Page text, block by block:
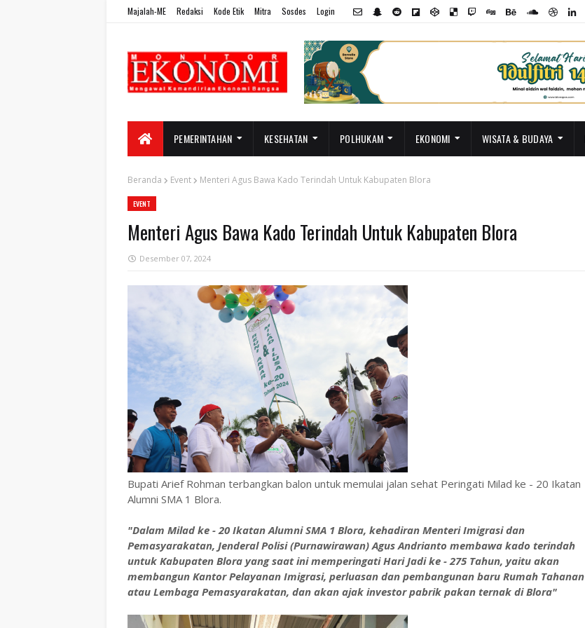
Majalah-ME Redaksi Kode Etik Mitra Sosdes Login
PEMERINTAHAN KESEHATAN POLHUKAM EKONOMI WISATA & BUDAYA
Beranda Event Menteri Agus Bawa Kado Terindah Untuk Kabupaten Blora
EVENT
Menteri Agus Bawa Kado Terindah Untuk Kabupaten Blora
Desember 07, 2024
Bupati Arief Rohman terbangkan balon untuk memulai jalan sehat Peringati Milad ke - 20 Ikatan
Alumni SMA 1 Blora.
"Dalam Milad ke - 20 Ikatan Alumni SMA 1 Blora, kehadiran Menteri Imigrasi dan
Pemasyarakatan, Jenderal Polisi (Purnawirawan) Agus Andrianto membawa kado terindah
untuk Kabupaten Blora yang saat ini memperingati Hari Jadi ke - 275 Tahun, yaitu akan
membangun Kantor Pelayanan Imigrasi, perluasan dan pembangunan baru Rumah Tahanan
atau Lembaga Pemasyarakatan, dan akan ajak investor pabrik pakan ternak di Blora"